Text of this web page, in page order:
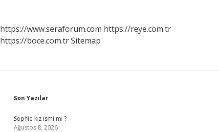
https://www.seraforum.com https://reye.com.tr
https://boce.com.trSitemap
Sidebar
Son Yazılar
Sophie kız ismi mi ?
Ağustos 8, 2026